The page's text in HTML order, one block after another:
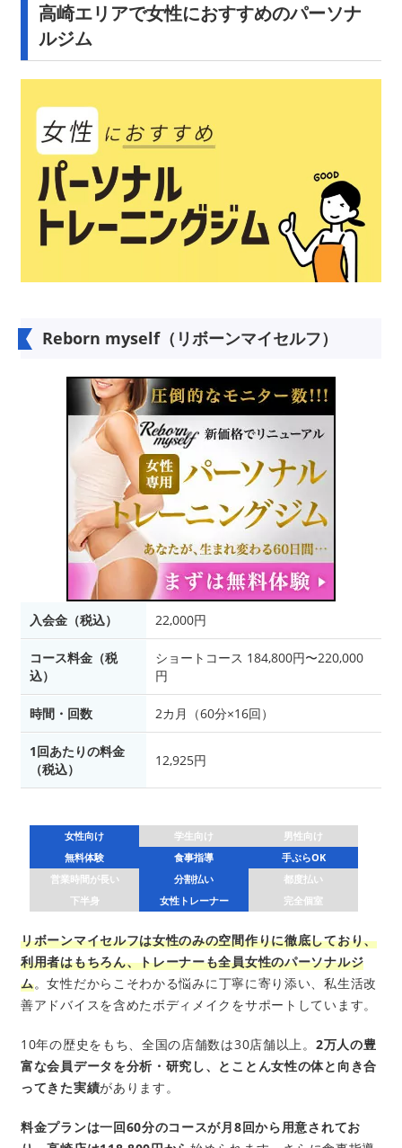
高崎エリアで女性におすすめのパーソナ
ルジム
Reborn myself（リボーンマイセルフ）
入会金（税込） 22,000円
コース料金（税
込）
ショートコース 184,800円〜220,000
円
時間・回数 2カ月（60分×16回）
1回あたりの料金
（税込）
12,925円
女性向け 学生向け
男性向け
無料体験
食事指導
手ぶらOK
営業時間が長い
分割払い
都度払い
下半身
女性トレーナー 完全個室
リボーンマイセルフは女性のみの空間作りに徹底しており、
利用者はもちろん、トレーナーも全員女性のパーソナルジ
ム。女性だからこそわかる悩みに丁寧に寄り添い、私生活改
善アドバイスを含めたボディメイクをサポートしています。
10年の歴史をもち、全国の店舗数は30店舗以上。 2万人の豊
富な会員データを分析・研究し、とことん女性の体と向き合
ってきた実績があります。
料金プランは一回60分のコースが月8回から用意されてお